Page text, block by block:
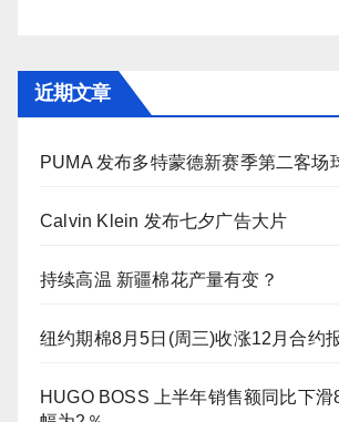
近期文章
PUMA 发布多特蒙德新赛季第二客场
Calvin Klein 发布七夕广告大片
持续高温 新疆棉花产量有变？
纽约期棉8月5日(周三)收涨12月合约
HUGO BOSS 上半年销售额同比下滑